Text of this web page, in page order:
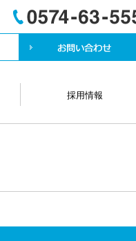
採用情報